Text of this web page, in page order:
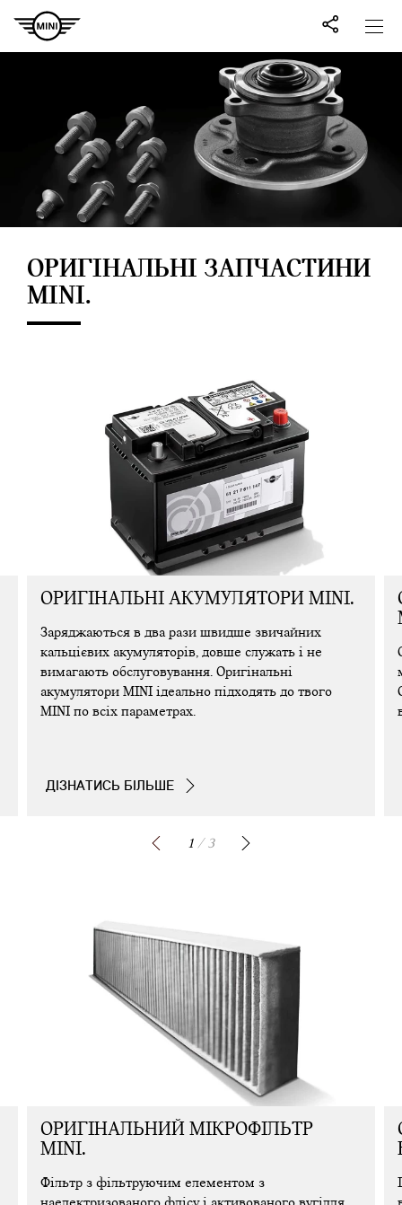
ОРИГІНАЛЬНІ ЗАПЧАСТИНИ
MINI.
ОРИГІНАЛЬНІ АКУМУЛЯТОРИ MINI.
Заряджаються в два рази швидше звичайних
кальцієвих акумуляторів, довше служать і не
вимагають обслуговування. Оригінальні
акумулятори MINI ідеально підходять до твого
MINI по всіх параметрах.
ДІЗНАТИСЬ БІЛЬШЕ
1 / 3
ОРИГІНАЛЬНИЙ МІКРОФІЛЬТР
MINI.
Фільтр з фільтруючим елементом з